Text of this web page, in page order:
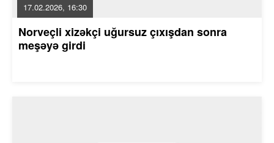
17.02.2026, 16:30
Norveçli xizəkçi uğursuz çıxışdan sonra
meşəyə girdi